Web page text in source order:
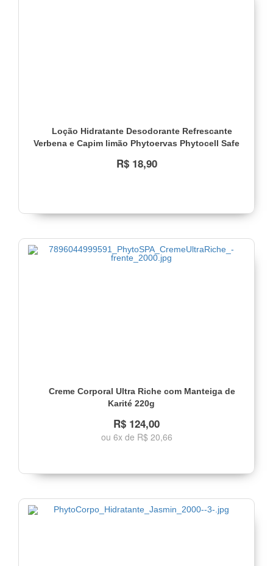
Loção Hidratante Desodorante Refrescante
Verbena e Capim limão Phytoervas Phytocell Safe
R$ 18,90
Creme Corporal Ultra Riche com Manteiga de
Karité 220g
R$ 124,00
ou 6x de R$ 20,66